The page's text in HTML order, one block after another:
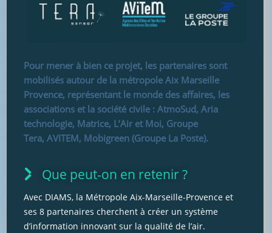
Pour mener à bien ce projet, les partenaires sont
mobilisés autour de la métropole Aix Marseille
Provence, représentant le monde des affaires, les
associations et la société civile : AtmoSud, Aria
technologie, Matrice, L’Air et Moi, Groupe
Tera, AVITEM, Mobigreen (Groupe La Poste).
Que peut-on en retenir ?
Avec DIAMS, la Métropole Aix-Marseille-Provence et
ses 8 partenaires cherchent à créer un système
d’information innovant sur la qualité de l’air.